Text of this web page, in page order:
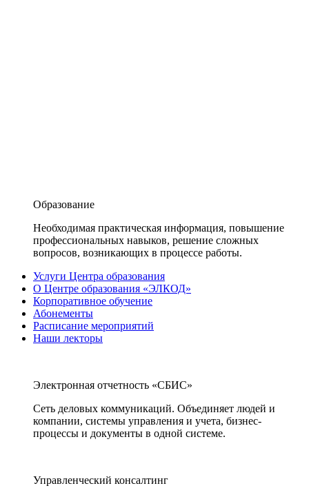
Образование
Необходимая практическая информация, повышение
профессиональных навыков, решение сложных
вопросов, возникающих в процессе работы.
Услуги Центра образования
О Центре образования «ЭЛКОД»
Корпоративное обучение
Абонементы
Расписание мероприятий
Наши лекторы
Электронная отчетность «СБИС»
Сеть деловых коммуникаций. Объединяет людей и
компании, системы управления и учета, бизнес-
процессы и документы в одной системе.
Управленческий консалтинг